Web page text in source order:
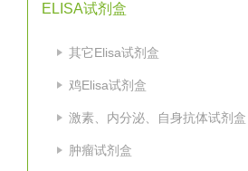
ELISA试剂盒
其它Elisa试剂盒
鸡Elisa试剂盒
激素、内分泌、自身抗体试剂盒
肿瘤试剂盒